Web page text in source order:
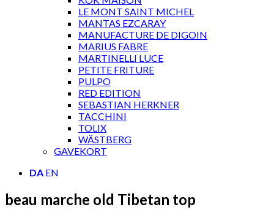
LE MONT SAINT MICHEL
MANTAS EZCARAY
MANUFACTURE DE DIGOIN
MARIUS FABRE
MARTINELLI LUCE
PETITE FRITURE
PULPO
RED EDITION
SEBASTIAN HERKNER
TACCHINI
TOLIX
WÄSTBERG
GAVEKORT
DA EN
beau marche old Tibetan top